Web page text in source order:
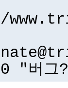
"버그